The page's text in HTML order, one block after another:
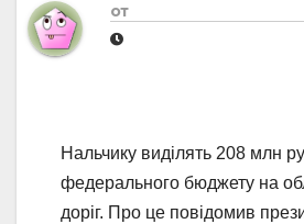
от
Нальчику виділять 208 млн
федерального бюджету на
доріг. Про це повідомив